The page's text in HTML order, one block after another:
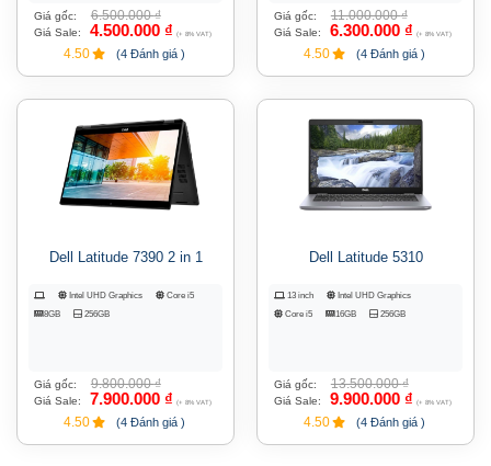
Giá gốc: 6.500.000₫
Giá Sale: 4.500.000 ₫ (+ 8% VAT)
4.50 (4 Đánh giá )
Giá gốc: 11.000.000₫
Giá Sale: 6.300.000 ₫ (+ 8% VAT)
4.50 (4 Đánh giá )
Dell Latitude 7390 2 in 1
Intel UHD Graphics
Core i5
8GB
256GB
Giá gốc: 9.800.000₫
Giá Sale: 7.900.000 ₫ (+ 8% VAT)
4.50 (4 Đánh giá )
Dell Latitude 5310
13 inch
Intel UHD Graphics
Core i5
16GB 256GB
Giá gốc: 13.500.000₫
Giá Sale: 9.900.000 ₫ (+ 8% VAT)
4.50 (4 Đánh giá )